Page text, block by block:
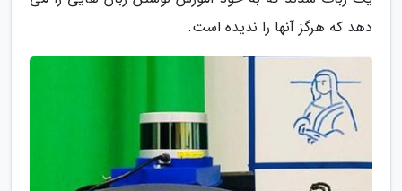
دهد که هرگز آنها را ندیده است.